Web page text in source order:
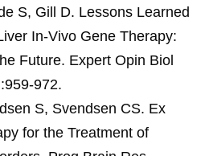
S, Gill D. Lessons Learned
In-Vivo Gene Therapy:
Future. Expert Opin Biol
972.
S, Svendsen CS. Ex
for the Treatment of